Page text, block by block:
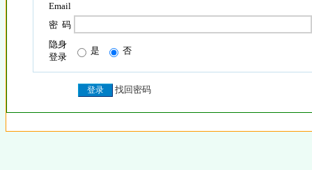
Email
密 码
隐身
登录
是 否
找回密码